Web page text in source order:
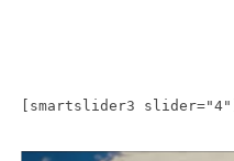
[smartslider3 slider="4"]